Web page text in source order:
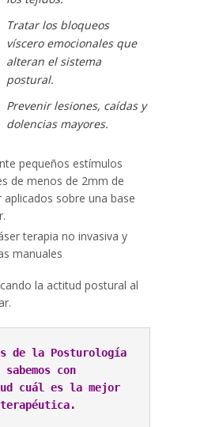
Tratar los bloqueos
víscero emocionales que
alteran el sistema
postural.
Prevenir lesiones, caídas y
dolencias mayores.
pequeños estímulos
de menos de 2mm de
aplicados sobre una base
terapia no invasiva y
manuales
la actitud postural al
de la Posturología
con
cuál es la mejor